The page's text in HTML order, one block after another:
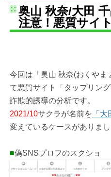
奥山 秋奈/大田
注意！悪質サイ
今回は「奥山 秋奈(おくやま
て悪質サイト「タップリン
詐欺的誘導の分析です。
2021/10サクラが名前を 「
変えているケースがありまし
■偽SNSプロフのスクショ